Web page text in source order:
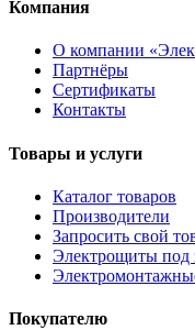
Компания
О компании
Партнёры
Сертификаты
Контакты
Товары и услуги
Каталог товаров
Производители
Запросить свой
Электрощиты под
Покупателю